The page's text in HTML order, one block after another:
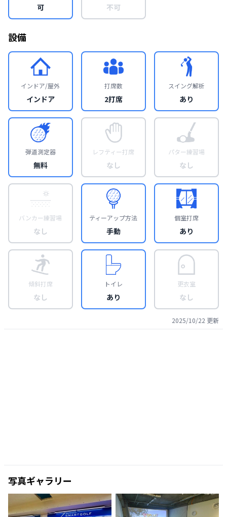
可 不可
設備
インドア/屋外
インドア
打席数
2打席
スイング解析
あり
弾道測定器
無料
レフティー打席
なし
パター練習場
なし
バンカー練習場
なし
ティーアップ方法
手動
個室打席
あり
傾斜打席
なし
トイレ
あり
更衣室
なし
2025/10/22 更新
写真ギャラリー